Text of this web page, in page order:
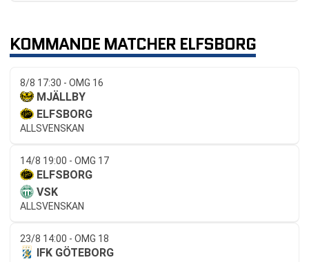
KOMMANDE MATCHER ELFSBORG
8/8 17:30 - OMG 16
MJÄLLBY
ELFSBORG
ALLSVENSKAN
14/8 19:00 - OMG 17
ELFSBORG
VSK
ALLSVENSKAN
23/8 14:00 - OMG 18
IFK GÖTEBORG